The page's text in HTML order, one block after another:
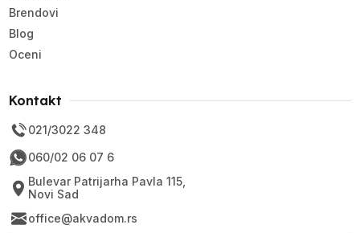
Brendovi
Blog
Oceni
Kontakt
021/3022 348
060/02 06 07 6
Bulevar Patrijarha Pavla 115,
Novi Sad
office@akvadom.rs